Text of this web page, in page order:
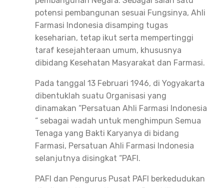
potensi pembangunan sesuai Fungsinya, Ahli
Farmasi Indonesia disamping tugas
keseharian, tetap ikut serta mempertinggi
taraf kesejahteraan umum, khususnya
dibidang Kesehatan Masyarakat dan Farmasi.
Pada tanggal 13 Februari 1946, di Yogyakarta
dibentuklah suatu Organisasi yang
dinamakan “Persatuan Ahli Farmasi Indonesia
“ sebagai wadah untuk menghimpun Semua
Tenaga yang Bakti Karyanya di bidang
Farmasi, Persatuan Ahli Farmasi Indonesia
selanjutnya disingkat “PAFI.
PAFI dan Pengurus Pusat PAFI berkedudukan